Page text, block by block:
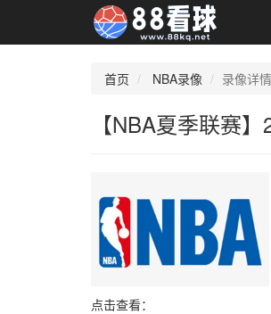
首页 NBA录像 录像详情
【NBA夏季联赛
点击查看：